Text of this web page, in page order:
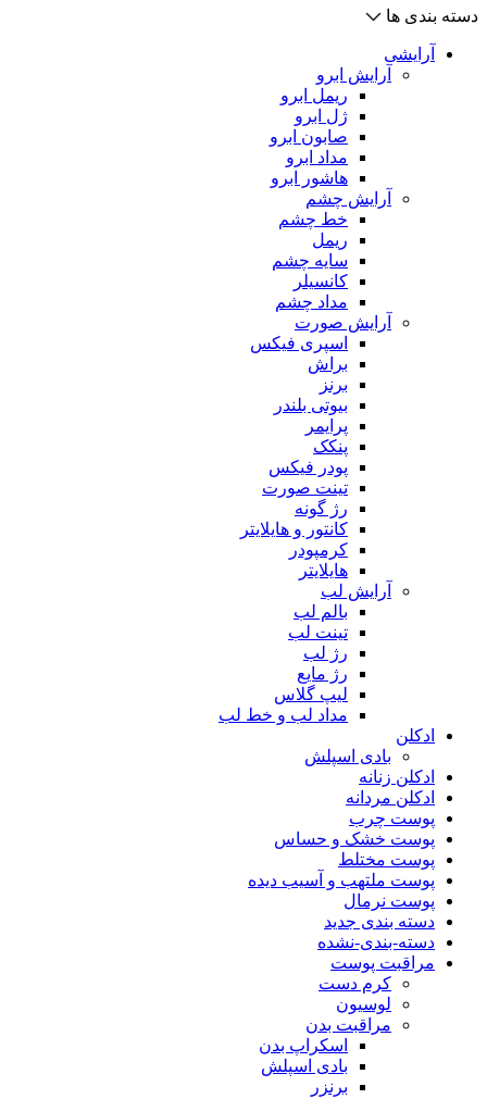
دسته بندی ها
آرایشی
آرایش ابرو
ریمل ابرو
ژل ابرو
صابون ابرو
مداد ابرو
هاشور ابرو
آرایش چشم
خط چشم
ریمل
سایه چشم
کانسیلر
مداد چشم
آرایش صورت
اسپری فیکس
براش
برنز
بیوتی بلندر
پرایمر
پنکک
پودر فیکس
تینت صورت
رژ گونه
کانتور و هایلایتر
کرمپودر
هایلایتر
آرایش لب
بالم لب
تینت لب
رژ لب
رژ مایع
لیپ گلاس
مداد لب و خط لب
ادکلن
بادی اسپلش
ادکلن زنانه
ادکلن مردانه
پوست چرب
پوست خشک و حساس
پوست مختلط
پوست ملتهب و آسیب دیده
پوست نرمال
دسته بندی جدید
دسته-بندی-نشده
مراقبت پوست
کرم دست
لوسیون
مراقبت بدن
اسکراپ بدن
بادی اسپلش
برنزر